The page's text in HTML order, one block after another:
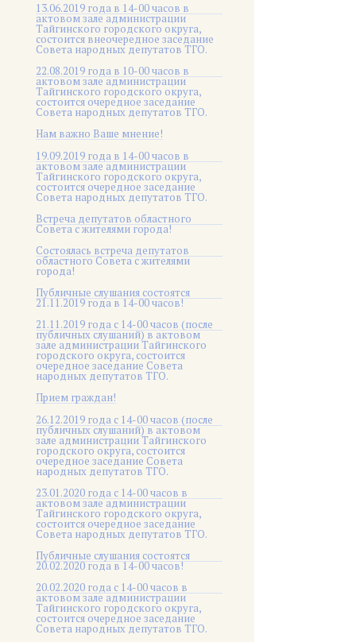
13.06.2019 года в 14-00 часов в
актовом зале администрации
Тайгинского городского округа,
состоится внеочередное заседание
Совета народных депутатов ТГО.
22.08.2019 года в 10-00 часов в
актовом зале администрации
Тайгинского городского округа,
состоится очередное заседание
Совета народных депутатов ТГО.
Нам важно Ваше мнение!
19.09.2019 года в 14-00 часов в
актовом зале администрации
Тайгинского городского округа,
состоится очередное заседание
Совета народных депутатов ТГО.
Встреча депутатов областного
Совета с жителями города!
Состоялась встреча депутатов
областного Совета с жителями
города!
Публичные слушания состоятся
21.11.2019 года в 14-00 часов!
21.11.2019 года с 14-00 часов (после
публичных слушаний) в актовом
зале администрации Тайгинского
городского округа, состоится
очередное заседание Совета
народных депутатов ТГО.
Прием граждан!
26.12.2019 года с 14-00 часов (после
публичных слушаний) в актовом
зале администрации Тайгинского
городского округа, состоится
очередное заседание Совета
народных депутатов ТГО.
23.01.2020 года с 14-00 часов в
актовом зале администрации
Тайгинского городского округа,
состоится очередное заседание
Совета народных депутатов ТГО.
Публичные слушания состоятся
20.02.2020 года в 14-00 часов!
20.02.2020 года с 14-00 часов в
актовом зале администрации
Тайгинского городского округа,
состоится очередное заседание
Совета народных депутатов ТГО.